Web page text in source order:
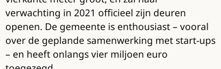
verwachting in 2021 officieel zijn deuren
openen. De gemeente is enthousiast – vooral
over de geplande samenwerking met start-ups
– en heeft onlangs vier miljoen euro